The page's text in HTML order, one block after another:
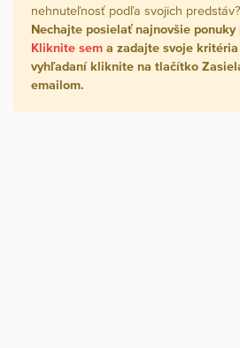
nehnuteľnosť podľa svojich
Nechajte posielať najnovšie
Kliknite sem a zadajte svoje
vyhľadaní kliknite na tlačítko
emailom.